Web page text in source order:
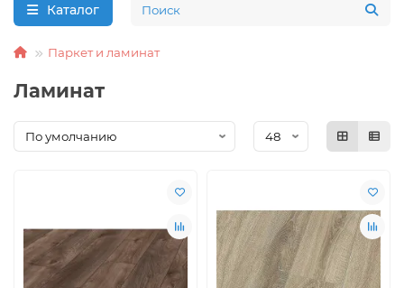
Каталог
Паркет и ламинат
Ламинат